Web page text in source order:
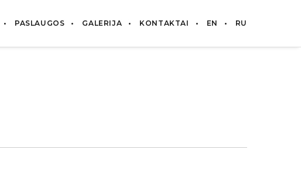
PASLAUGOS GALERIJA KONTAKTAI EN RU